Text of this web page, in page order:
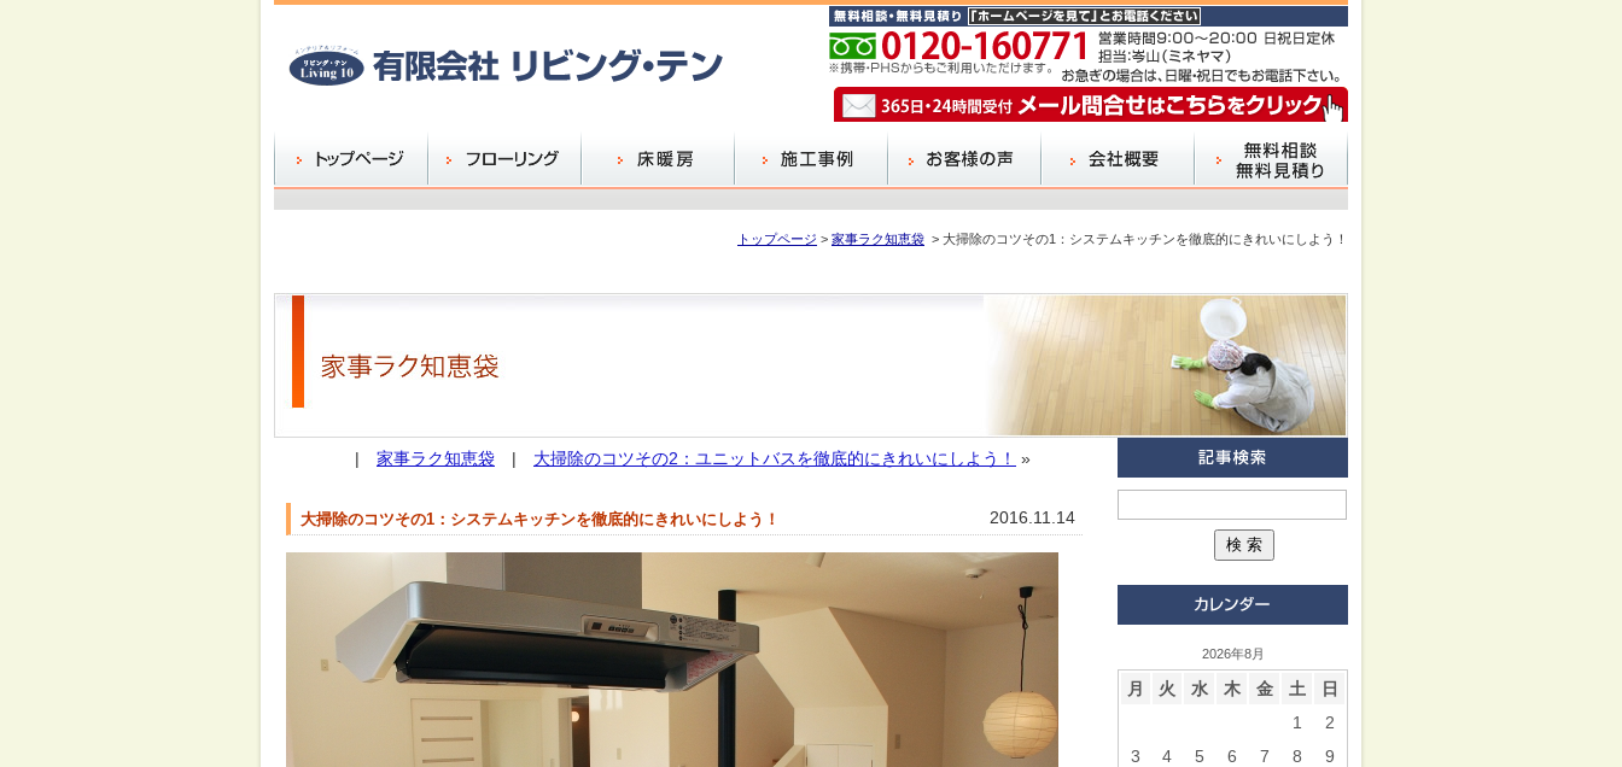
トップページ > 家事ラク知恵袋 > 大掃除のコツその1：システムキッチンを徹底的にきれいにしよう！
| 家事ラク知恵袋 | 大掃除のコツその2：ユニットバスを徹底的にきれいにしよう！ »
大掃除のコツその1：システムキッチンを徹底的にきれいにしよう！ 2016.11.14
2026年8月
月 火 水 木 金 土 日
1
2
3
4 5 6 7 8
9